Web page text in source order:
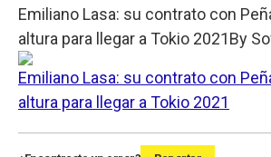
Emiliano Lasa: su contrato con
altura para llegar a Tokio 2021By
Emiliano Lasa: su contrato con
altura para llegar a Tokio 2021